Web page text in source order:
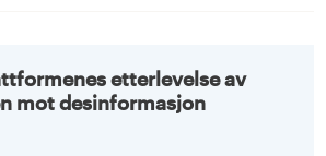
etterlevelse av
mot desinformasjon